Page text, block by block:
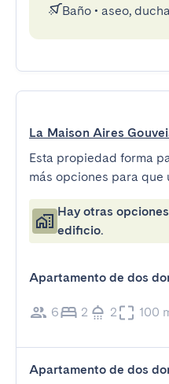
Baño • aseo, ducha
La Maison Aires
Esta propiedad forma
más opciones para que
Hay otras
edificio.
Apartamento de dos
6 2 2 100
Apartamento de dos